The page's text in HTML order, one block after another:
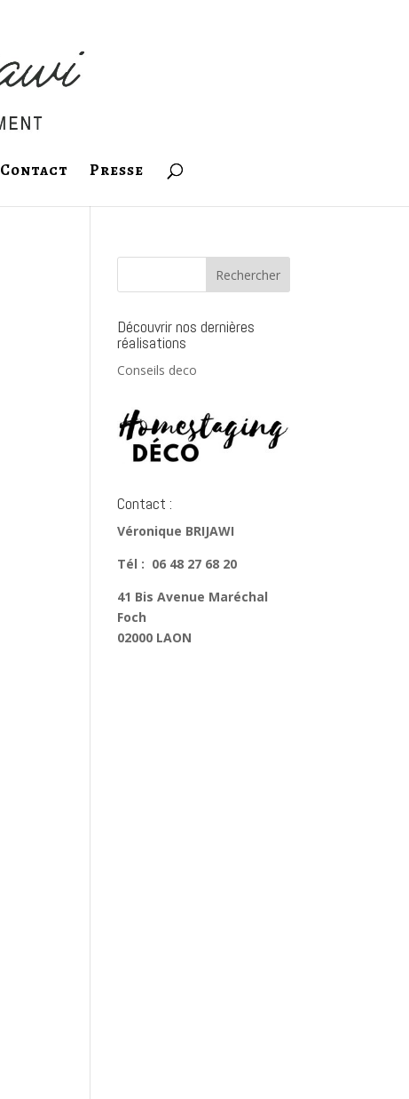
Contact Presse
Découvrir nos dernières
réalisations
Conseils deco
Contact :
Véronique BRIJAWI
Tél : 06 48 27 68 20
41 Bis Avenue Maréchal
Foch
02000 LAON